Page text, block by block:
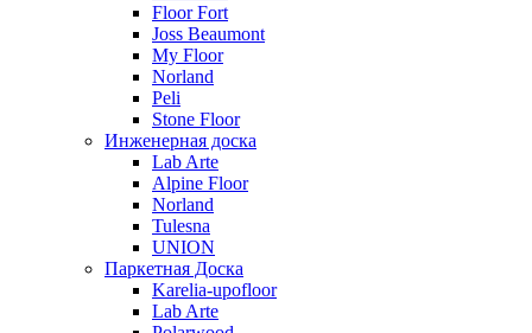
Floor Fort
Joss Beaumont
My Floor
Norland
Peli
Stone Floor
Инженерная доска
Lab Arte
Alpine Floor
Norland
Tulesna
UNION
Паркетная Доска
Karelia-upofloor
Lab Arte